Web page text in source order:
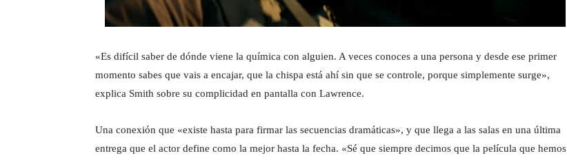
«Es difícil saber de dónde viene la química con alguien. A veces conoces a una persona y desde ese primer
momento sabes que vais a encajar, que la chispa está ahí sin que se controle, porque simplemente surge»,
explica Smith sobre su complicidad en pantalla con Lawrence.
Una conexión que «existe hasta para firmar las secuencias dramáticas», y que llega a las salas en una última
entrega que el actor define como la mejor hasta la fecha. «Sé que siempre decimos que la película que hemos